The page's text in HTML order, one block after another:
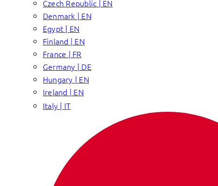
Czech Republic | EN
Denmark | EN
Egypt | EN
Finland | EN
France | FR
Germany | DE
Hungary | EN
Ireland | EN
Italy | IT